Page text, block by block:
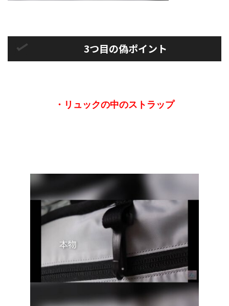
3つ目の偽ポイント
・リュックの中のストラップ